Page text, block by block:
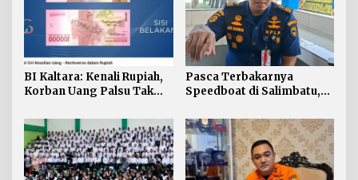
BI Kaltara: Kenali Rupiah,
Korban Uang Palsu Tak
Pasca Terbakarnya
Speedboat di Salimbatu,
Pengawasan dan Edukasi
Awak Kapal